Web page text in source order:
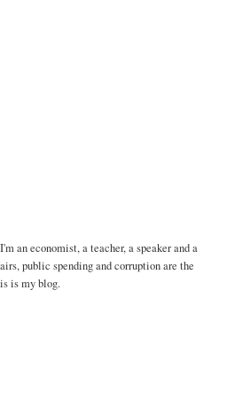
an economist, a teacher, a speaker and a
public spending and corruption are the
is my blog.